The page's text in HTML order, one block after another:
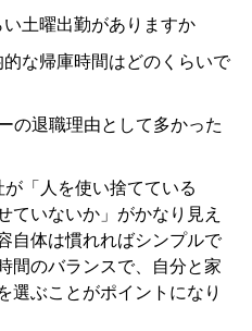
土曜出勤がありますか
な帰庫時間はどのくらいで
の退職理由として多かった
「人を使い捨てている
ていないか」がかなり見え
自体は慣れればシンプルで
間のバランスで、自分と家
選ぶことがポイントになり